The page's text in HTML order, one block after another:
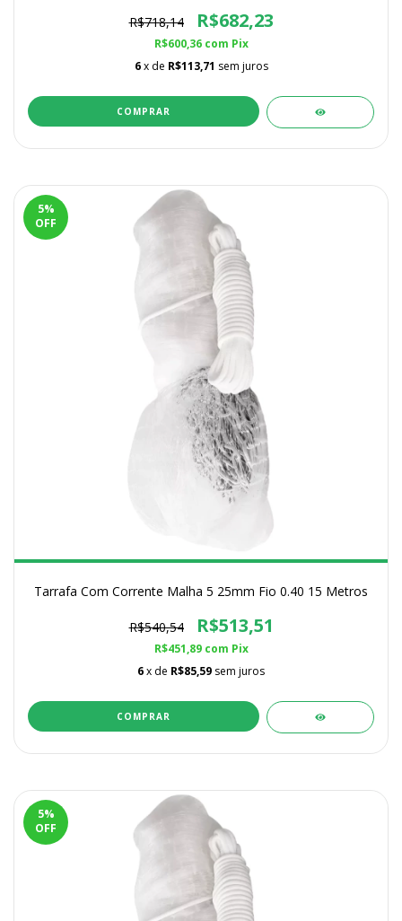
R$718,14 R$682,23
R$600,36 com Pix
6 x de R$113,71 sem juros
5%
OFF
Tarrafa Com Corrente Malha 5 25mm Fio 0.40 15 Metros
R$540,54 R$513,51
R$451,89 com Pix
6x de R$85,59 sem juros
5%
OFF